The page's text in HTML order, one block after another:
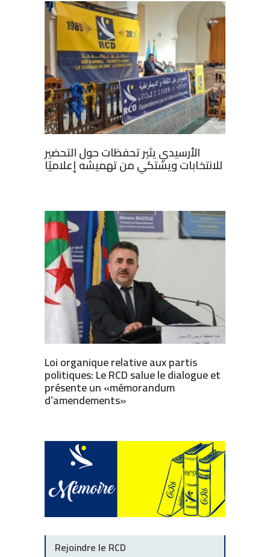
الأرسيدي يثير تحفظات حول التحضير
للانتخابات ويشتكي من تهميشه إعلاميًا
Loi organique relative aux partis
politiques: Le RCD salue le dialogue et
présente un «mémorandum
d’amendements»
Rejoindre le RCD